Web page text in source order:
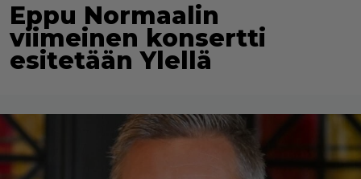
Eppu Normaalin
viimeinen konsertti
esitetään Ylellä